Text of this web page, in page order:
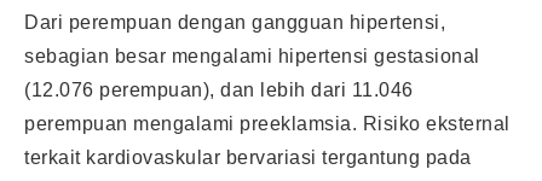
Dari perempuan dengan gangguan hipertensi,
sebagian besar mengalami hipertensi gestasional
(12.076 perempuan), dan lebih dari 11.046
perempuan mengalami preeklamsia. Risiko eksternal
terkait kardiovaskular bervariasi tergantung pada